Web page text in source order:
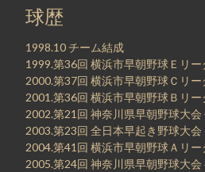
球歴
1998.10 チーム結成
1999.第36回 横浜市早朝野球Ｅリー
2000.第37回 横浜市早朝野球Ｃリー
2001.第36回 横浜市早朝野球Ｂリー
2002.第21回 神奈川県早朝野球大会
2003.第23回 全日本早起き野球大会
2004.第41回 横浜市早朝野球Ａリー
2005.第24回 神奈川県早朝野球大会